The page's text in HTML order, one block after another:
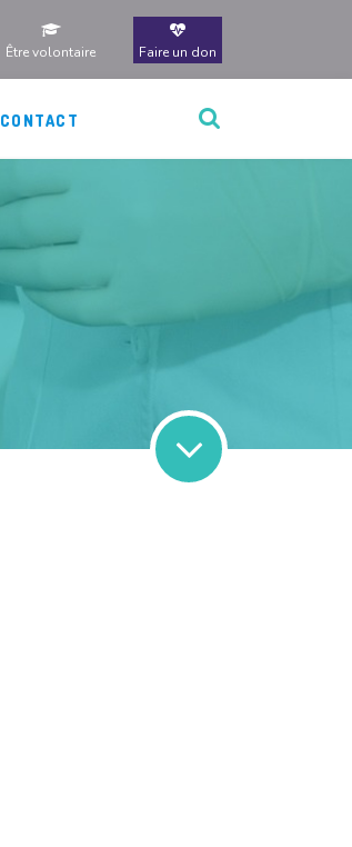
Être volontaire Faire un don
CONTACT